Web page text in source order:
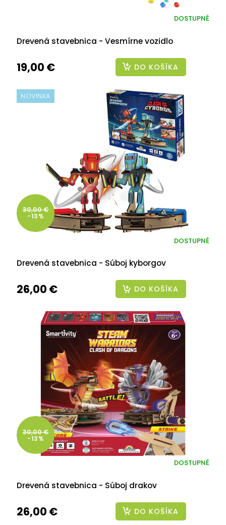
Drevená stavebnica - Vesmírne vozidlo
DOSTUPNÉ
19,00 € DO KOŠÍKA
NOVINKA
30,00 €
-13%
Drevená stavebnica - Súboj kyborgov
DOSTUPNÉ
26,00 € DO KOŠÍKA
30,00 €
-13%
Drevená stavebnica - Súboj drakov
DOSTUPNÉ
26,00 € DO KOŠÍKA